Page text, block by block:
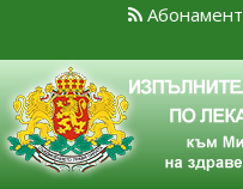
Абонамент